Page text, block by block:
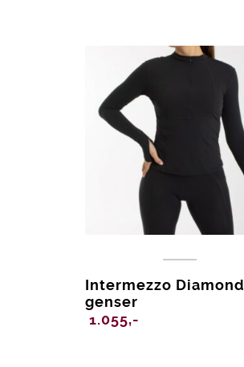
Intermezzo Diamond
genser
1.055,-